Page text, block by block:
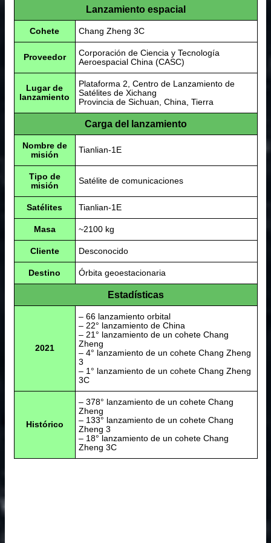
Lanzamiento espacial
Cohete Chang Zheng 3C
Proveedor
Corporación de Ciencia y Tecnología
Aeroespacial China (CASC)
Lugar de
lanzamiento
Plataforma 2, Centro de Lanzamiento de
Satélites de Xichang
Provincia de Sichuan, China, Tierra
Carga del lanzamiento
Nombre de
misión
Tianlian-1E
Tipo de
misión
Satélite de comunicaciones
Satélites Tianlian-1E
Masa ~2100 kg
Cliente Desconocido
Destino Órbita geoestacionaria
Estadísticas
2021
– 66 lanzamiento orbital
– 22° lanzamiento de China
– 21° lanzamiento de un cohete Chang
Zheng
– 4° lanzamiento de un cohete Chang Zheng
3
– 1° lanzamiento de un cohete Chang Zheng
3C
Histórico
– 378° lanzamiento de un cohete Chang
Zheng
– 133° lanzamiento de un cohete Chang
Zheng 3
– 18° lanzamiento de un cohete Chang
Zheng 3C